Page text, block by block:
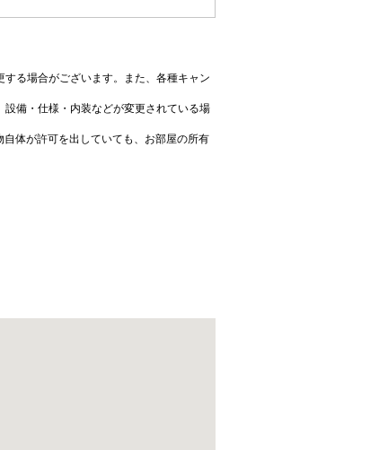
る場合がございます。また、各種キャン
備・仕様・内装などが変更されている場
体が許可を出していても、お部屋の所有